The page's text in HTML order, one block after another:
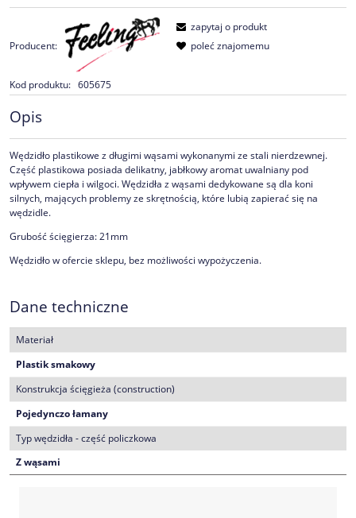
Producent:
Kod produktu: 605675
zapytaj o produkt
poleć znajomemu
Opis
Wędzidło plastikowe z długimi wąsami wykonanymi ze stali nierdzewnej.
Część plastikowa posiada delikatny, jabłkowy aromat uwalniany pod
wpływem ciepła i wilgoci. Wędzidła z wąsami dedykowane są dla koni
silnych, mających problemy ze skrętnością, które lubią zapierać się na
wędzidle.
Grubość ścięgierza: 21mm
Wędzidło w ofercie sklepu, bez możliwości wypożyczenia.
Dane techniczne
Materiał
Plastik smakowy
Konstrukcja ścięgieża (construction)
Pojedynczo łamany
Typ wędzidła - część policzkowa
Z wąsami